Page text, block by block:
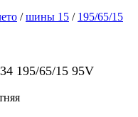
/шины 15 / 195/65/15
195/65/15 95V